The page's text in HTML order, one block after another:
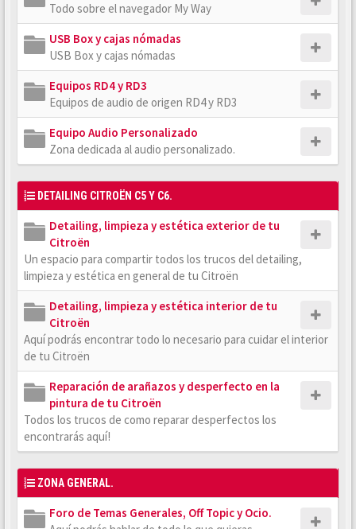
Todo sobre el navegador My Way
USB Box y cajas nómadas
USB Box y cajas nómadas
Equipos RD4 y RD3
Equipos de audio de origen RD4 y RD3
Equipo Audio Personalizado
Zona dedicada al audio personalizado.
DETAILING CITROËN C5 Y C6.
Detailing, limpieza y estética exterior de tu
Citroën
Un espacio para compartir todos los trucos del detailing,
limpieza y estética en general de tu Citroën
Detailing, limpieza y estética interior de tu
Citroën
Aquí podrás encontrar todo lo necesario para cuidar el interior
de tu Citroën
Reparación de arañazos y desperfecto en la
pintura de tu Citroën
Todos los trucos de como reparar desperfectos los
encontrarás aquí!
ZONA GENERAL.
Foro de Temas Generales, Off Topic y Ocio.